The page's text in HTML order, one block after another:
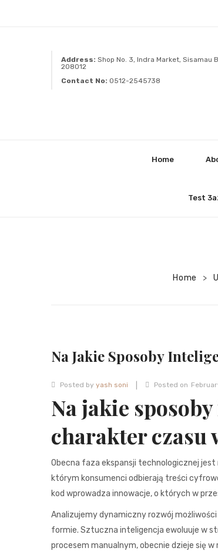
Address: Shop No. 3, Indra Market, Sisamau
208012
Contact No: 0512-2545738
Home
Test
Home >
Na Jakie Sposoby
Posted by yash soni Posted on
Na jakie
charakter czasu
Obecna faza ekspansji technologicznej
którym konsumenci odbierają treści
kod wprowadza innowacje, o których w
Analizujemy dynamiczny rozwój
formie. Sztuczna inteligencja ewoluuje w
procesem manualnym, obecnie dzieje się